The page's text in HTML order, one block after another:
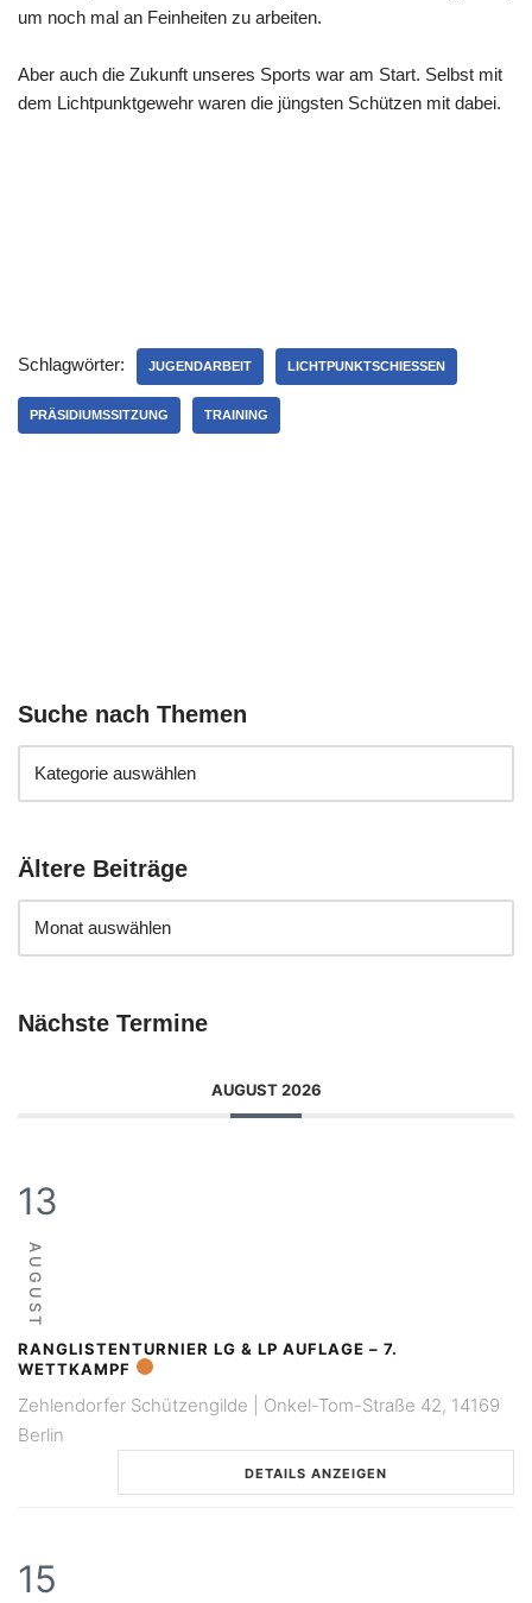
um noch mal an Feinheiten zu arbeiten.
Aber auch die Zukunft unseres Sports war am Start. Selbst mit
dem Lichtpunktgewehr waren die jüngsten Schützen mit dabei.
Schlagwörter: JUGENDARBEIT LICHTPUNKTSCHIESSEN
PRÄSIDIUMSSITZUNG TRAINING
Suche nach Themen
Ältere Beiträge
Nächste Termine
AUGUST 2026
13
AUGUST
RANGLISTENTURNIER LG & LP AUFLAGE – 7.
WETTKAMPF
Zehlendorfer Schützengilde | Onkel-Tom-Straße 42, 14169
Berlin
DETAILS ANZEIGEN
15